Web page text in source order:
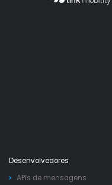
Desenvolvedores
APIs de mensagens